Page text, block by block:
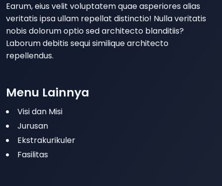
Earum, eius velit voluptatem quae asperiores alias
veritatis ipsa ullam repellat distinctio! Nulla veritatis
nobis dolorum optio sed architecto blanditiis?
Laborum debitis sequi similique architecto
repellendus.
Menu Lainnya
Visi dan Misi
Jurusan
Ekstrakurikuler
Fasilitas